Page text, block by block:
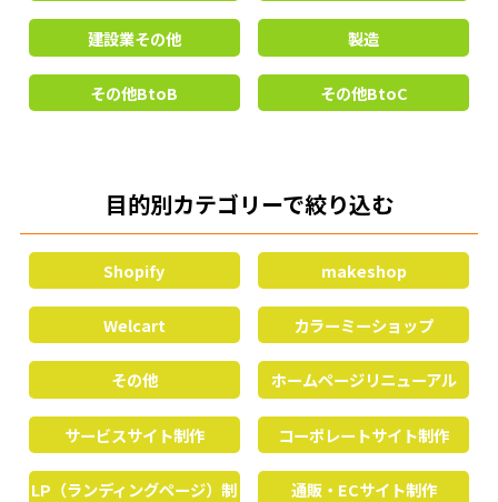
建設業その他 製造
その他BtoB その他BtoC
目的別カテゴリーで絞り込む
Shopify makeshop
Welcart カラーミーショップ
その他 ホームページリニューアル
サービスサイト制作 コーポレートサイト制作
LP（ランディングページ）制
通販・ECサイト制作